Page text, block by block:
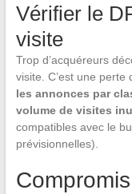
Vérifier le
visite
Trop d’acquéreurs
visite. C’est une perte
les annonces par
volume de visites
compatibles avec le
prévisionnelles).